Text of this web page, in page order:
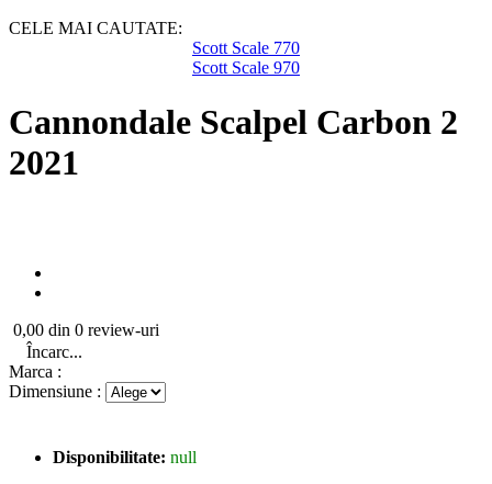
CELE MAI CAUTATE:
Scott Scale 770
Scott Scale 970
Cannondale Scalpel Carbon 2
2021
0,00 din 0 review-uri
Încarc...
Marca :
Dimensiune :
Disponibilitate: null